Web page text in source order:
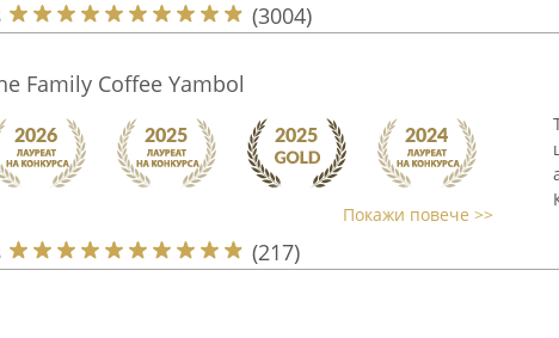
(3004)
Family Coffee Yambol
Покажи повече >>
(217)